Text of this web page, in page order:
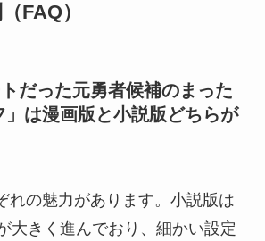
FAQ）
トだった元勇者候補のまった
」は漫画版と小説版どちらが
れの魅力があります。小説版は
大きく進んでおり、細かい設定